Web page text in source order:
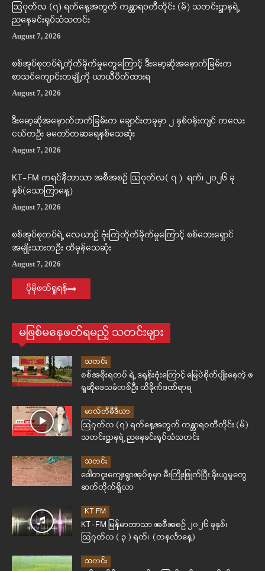
ဩဂုတ်လ (၇) ရက်နေ့အတွက် ကန္တာရဝတီတိုင်း (မ်) သတင်းဌာနရဲ့
ညနေခင်းရုပ်သံသတင်း
August 7, 2026
စစ်အုပ်စုတပ်ရဲ့တိုက်ခိုက်မှုတွေကြောင့် ဒီးမော့ဆိုအနောက်ခြမ်းက
စာသင်ကျောင်းတချို့ကို ယာယီပိတ်ထားရ
August 7, 2026
ဒီးမော့ဆိုအနောက်ဘက်ခြမ်းက ချောင်းတခုမှာ ၂ နှစ်ဝန်းကျင် ကလေး
ငယ်တဦး မတော်တဆရေနစ်သေဆုံး
August 7, 2026
KT-FM ကရင်နီဘာသာ အစီအစဉ် ဩဂုတ်လ( ၇ ) ရက်၊ ၂၀၂၆ ခု
နှစ်(သောကြာနေ့)
August 7, 2026
စစ်အုပ်စုတပ်ရဲ့ လေယာဉ် ဗုံးကြဲတိုက်ခိုက်မှုကြောင့် စစ်ဘေးရှောင်
အမျိုးသားတဦး ထိမှန်သေဆုံး
August 7, 2026
ပိုမိုဖတ်ရှုရန်
မဖြစ်မနေဖတ်ရမည့် သတင်းများ
သတင်း
စစ်အစိုးရတပ် ရဲ့ ဒရုန်းဗုံးကြောင့် မြေပဲစိုက်ပျိုးနေတဲ့ ဖ
ရူဆိုဒေသခံတစ်ဦး ထိခိုက်ဒဏ်ရာရ
မာလ်တီမီဒီယာ
ဩဂုတ်လ (၇) ရက်နေ့အတွက် ကန္တာရဝတီတိုင်း (မ်)
သတင်းဌာနရဲ့ ညနေခင်းရုပ်သံသတင်း
သတင်း
ဒေါတငူးကျေးရွာအုပ်စုမှာ မီးကြိုးဖြုတ်ပြီး ခိုးယူမှုတွေ
ဆက်တိုက်ရှိလာ
KT FM
KT-FM မြန်မာဘာသာ အစီအစဉ် ၂၀၂၆ ခုနှစ်၊
ဩဂုတ်လ ( ၃ ) ရက်၊ (တနင်္လာနေ့)
သတင်း